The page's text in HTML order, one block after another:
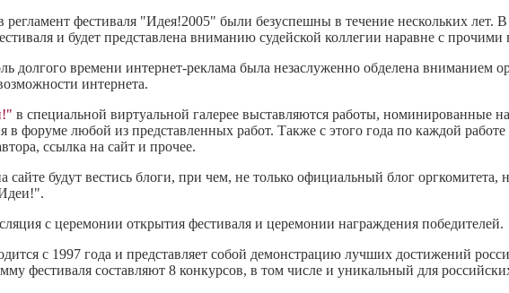
фестиваля "Идея!2005" были безуспешны в течение нескольких лет.
и будет представлена вниманию судейской коллегии наравне с
долгого времени интернет-реклама была незаслуженно обделена вниманием
интернета.
в специальной виртуальной галерее выставляются работы, номинированные
форуме любой из представленных работ. Также с этого года по каждой
ссылка на сайт и прочее.
сайте будут вестись блоги, при чем, не только официальный блог
с церемонии открытия фестиваля и церемонии награждения победителей.
с 1997 года и представляет собой демонстрацию лучших достижений
фестиваля составляют 8 конкурсов, в том числе и уникальный для